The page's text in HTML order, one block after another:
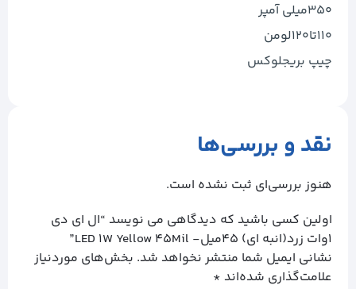
۳۵۰میلی آمپر
۱۱۰تا۱۲۰لومن
چیپ بریجلوکس
نقد و بررسی‌ها
هنوز بررسی‌ای ثبت نشده است.
اولین کسی باشید که دیدگاهی می نویسد “ال ای دی
۱وات زرد(انبه ای) ۴۵میل- LED 1W Yellow 45Mil”
نشانی ایمیل شما منتشر نخواهد شد. بخش‌های موردنیاز
علامت‌گذاری شده‌اند *